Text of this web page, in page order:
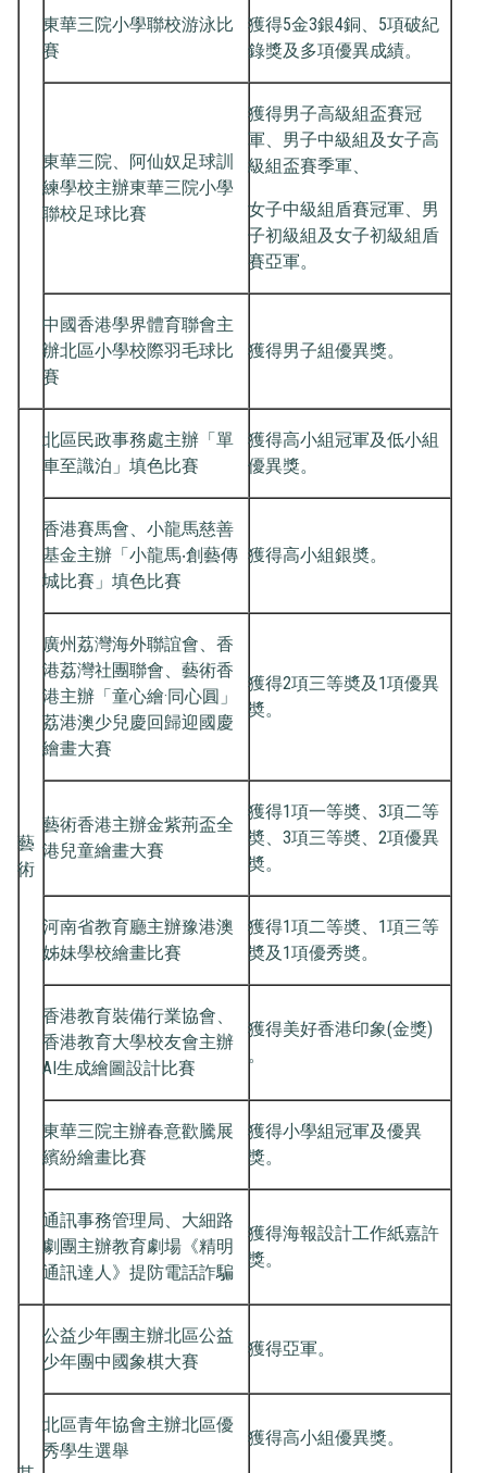
東華三院小學聯校游泳比
賽
獲得5金3銀4銅、5項破紀
錄獎及多項優異成績。
東華三院、阿仙奴足球訓
練學校主辦東華三院小學
聯校足球比賽
獲得男子高級組盃賽冠
軍、男子中級組及女子高
級組盃賽季軍、
女子中級組盾賽冠軍、男
子初級組及女子初級組盾
賽亞軍。
中國香港學界體育聯會主
辦北區小學校際羽毛球比
賽
獲得男子組優異獎。
藝
術
北區民政事務處主辦「單
車至識泊」填色比賽
獲得高小組冠軍及低小組
優異獎。
香港賽馬會、小龍馬慈善
基金主辦「小龍馬‧創藝傳
城比賽」填色比賽
獲得高小組銀奬。
廣州荔灣海外聯誼會、香
港荔灣社團聯會、藝術香
港主辦「童心繪·同心圓」
荔港澳少兒慶回歸迎國慶
繪畫大賽
獲得2項三等奬及1項優異
奬。
藝術香港主辦金紫荊盃全
港兒童繪畫大賽
獲得1項一等奬、3項二等
奬、3項三等奬、2項優異
奬。
河南省教育廳主辦豫港澳
姊妹學校繪畫比賽
獲得1項二等奬、1項三等
奬及1項優秀奬。
香港教育裝備行業協會、
香港教育大學校友會主辦
AI生成繪圖設計比賽
獲得美好香港印象(金獎)
。
東華三院主辦春意歡騰展
繽紛繪畫比賽
獲得小學組冠軍及優異
獎。
通訊事務管理局、大細路
劇團主辦教育劇場《精明
通訊達人》提防電話詐騙
獲得海報設計工作紙嘉許
獎。
公益少年團主辦北區公益
少年團中國象棋大賽
獲得亞軍。
北區青年協會主辦北區優
秀學生選舉
獲得高小組優異獎。